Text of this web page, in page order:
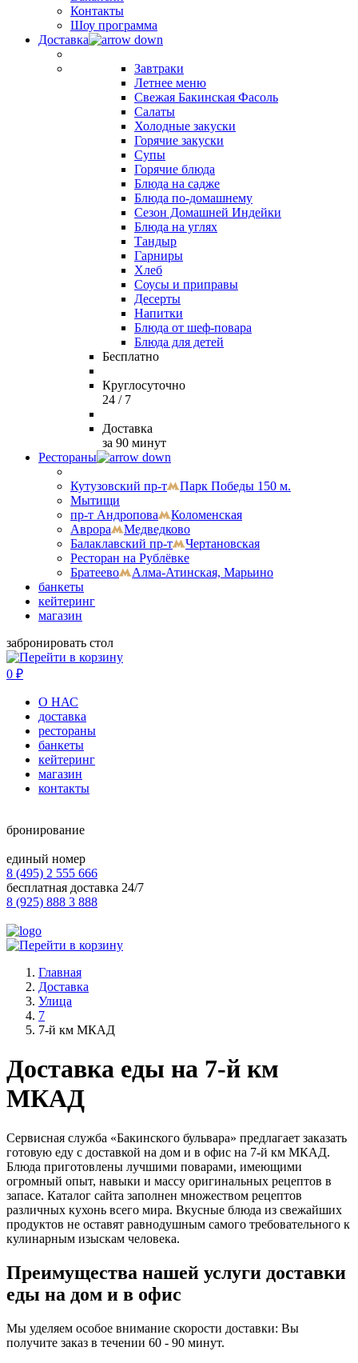
Контакты
Шоу программа
Доставка
Завтраки
Летнее меню
Свежая Бакинская Фасоль
Салаты
Холодные закуски
Горячие закуски
Супы
Горячие блюда
Блюда на садже
Блюда по-домашнему
Сезон Домашней Индейки
Блюда на углях
Тандыр
Гарниры
Хлеб
Соусы и приправы
Десерты
Напитки
Блюда от шеф-повара
Блюда для детей
Бесплатно
Круглосуточно
24 / 7
Доставка
за 90 минут
Рестораны
Кутузовский пр-т
Парк Победы 150 м.
Мытищи
пр-т Андропова
Коломенская
Аврора
Медведково
Балаклавский пр-т
Чертановская
Ресторан на Рублёвке
Братеево
Алма-Атинская, Марьино
банкеты
кейтеринг
магазин
забронировать стол
0 ₽
О НАС
доставка
рестораны
банкеты
кейтеринг
магазин
контакты
бронирование
единый номер
8 (495) 2 555 666
бесплатная доставка 24/7
8 (925) 888 3 888
Главная
Доставка
Улица
7
7-й км МКАД
Доставка еды на 7-й км
МКАД
Сервисная служба «Бакинского бульвара» предлагает заказать
готовую еду с доставкой на дом и в офис на 7-й км МКАД.
Блюда приготовлены лучшими поварами, имеющими
огромный опыт, навыки и массу оригинальных рецептов в
запасе. Каталог сайта заполнен множеством рецептов
различных кухонь всего мира. Вкусные блюда из свежайших
продуктов не оставят равнодушным самого требовательного к
кулинарным изыскам человека.
Преимущества нашей услуги доставки
еды на дом и в офис
Мы уделяем особое внимание скорости доставки: Вы
получите заказ в течении 60 - 90 минут.